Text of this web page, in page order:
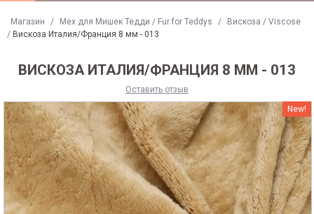
Магазин / Мех для Мишек Тедди / Fur for Teddys /
Вискоза / Viscose
/ Вискоза Италия/Франция 8 мм - 013
ВИСКОЗА ИТАЛИЯ/ФРАНЦИЯ 8 ММ - 013
Оставить отзыв
New!